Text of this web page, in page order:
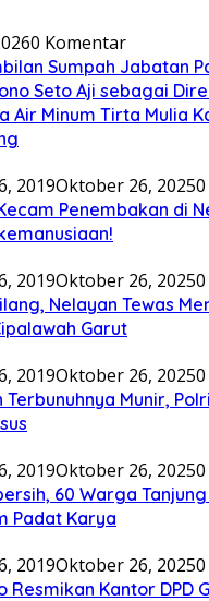
0 Komentar
Sumpah Jabatan
Seto Aji sebagai
Air Minum Tirta Mulia
2019Oktober 26, 2025
Penembakan di
2019Oktober 26, 2025
Nelayan Tewas
Garut
2019Oktober 26, 2025
Terbunuhnya Munir,
2019Oktober 26, 2025
60 Warga
Padat Karya
2019Oktober 26, 2025
Resmikan Kantor DPD